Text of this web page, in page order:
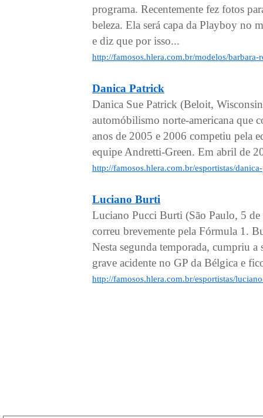
programa. Recentemente fez fotos
beleza. Ela será capa da Playboy no
e diz que por isso...
http://famosos.hlera.com.br/modelos/barbara-
Danica Patrick
Danica Sue Patrick (Beloit,
automóbilismo norte-americana que
anos de 2005 e 2006 competiu pela
equipe Andretti-Green. Em abril de
http://famosos.hlera.com.br/esportistas/
Luciano Burti
Luciano Pucci Burti (São Paulo, 5
correu brevemente pela Fórmula 1.
Nesta segunda temporada, cumpriu
grave acidente no GP da Bélgica e
http://famosos.hlera.com.br/esportistas/